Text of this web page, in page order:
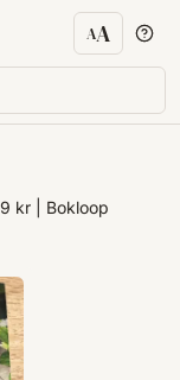
AA
kr | Bokloop